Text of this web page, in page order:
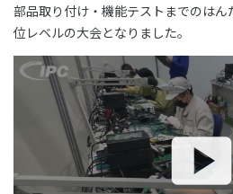
部品取り付け・機能テストまでのは
位レベルの大会となりました。